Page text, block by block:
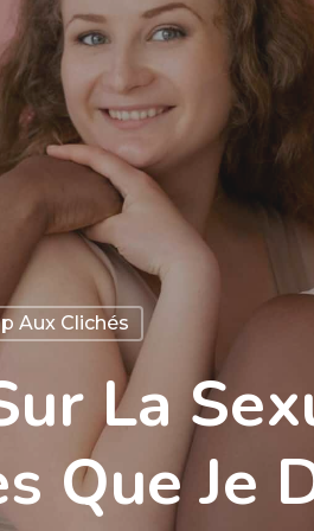
Aux Clichés
La
Que Je